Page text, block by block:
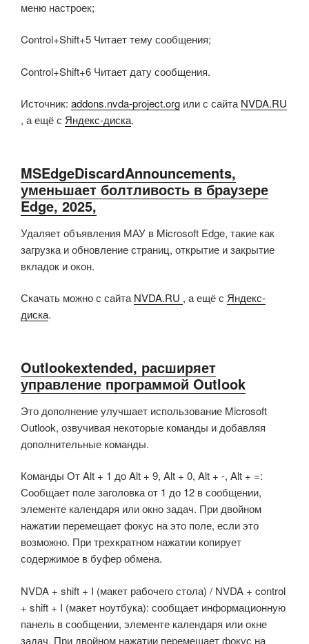
меню настроек;
Control+Shift+5 Читает тему сообщения;
Control+Shift+6 Читает дату сообщения.
Источник: addons.nvda-project.org или с сайтаNVDA.RU
, а ещё с Яндекс-диска.
MSEdgeDiscardAnnouncements,
уменьшает болтливость в браузере
Edge, 2025,
Удаляет объявления МАУ в Microsoft Edge, такие как
загрузка и обновление страниц, открытие и закрытие
вкладок и окон.
Скачать можно с сайтаNVDA.RU , а ещё с Яндекс-
диска.
Outlookextended, расширяет
управление программой Outlook
Это дополнение улучшает использование Microsoft
Outlook, озвучивая некоторые команды и добавляя
дополнительные команды.
Команды От Alt + 1 до Alt + 9, Alt + 0, Alt + -, Alt + =:
Сообщает поле заголовка от 1 до 12 в сообщении,
элементе календаря или окно задач. При двойном
нажатии перемещает фокус на это поле, если это
возможно. При трехкратном нажатии копирует
содержимое в буфер обмена.
NVDA + shift + I (макет рабочего стола) / NVDA + control
+ shift + I (макет ноутбука): сообщает информационную
панель в сообщении, элементе календаря или окне
задач. При двойном нажатии перемещает фокус на